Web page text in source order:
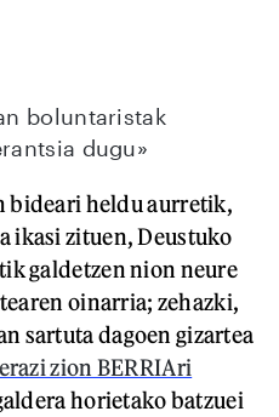
boluntaristak
dugu»
bideari heldu aurretik,
ikasi zituen, Deustuko
galdetzen nion neure
oinarria; zehazki,
sartuta dagoen gizartea
zion BERRIAri
horietako batzuei